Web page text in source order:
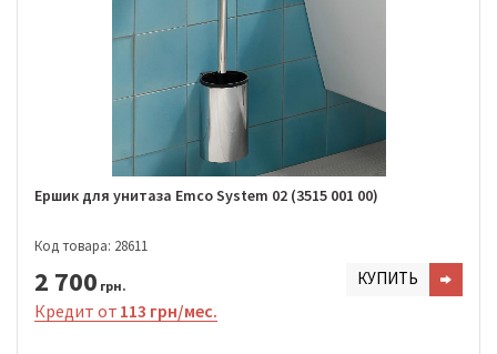
Ершик для унитаза Emco System 02 (3515 001 00)
Код товара: 28611
2 700 грн. КУПИТЬ
Кредит от 113 грн/мес.